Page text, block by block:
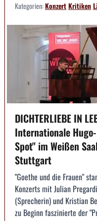
Kategorien:KonzertKritiken
DICHTERLIEBE IN
Internationale
Spot" im Weißen
Stuttgart
"Goethe und die Frauen"
Konzerts mit Julian
(Sprecherin) und Kristian
zu Beginn faszinierte der